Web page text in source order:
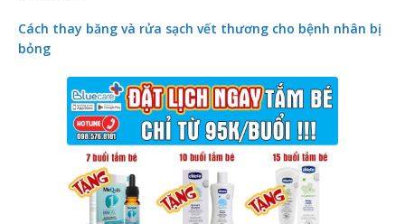
Cách thay băng và rửa sạch vết thương cho bệnh nhân bị
bỏng